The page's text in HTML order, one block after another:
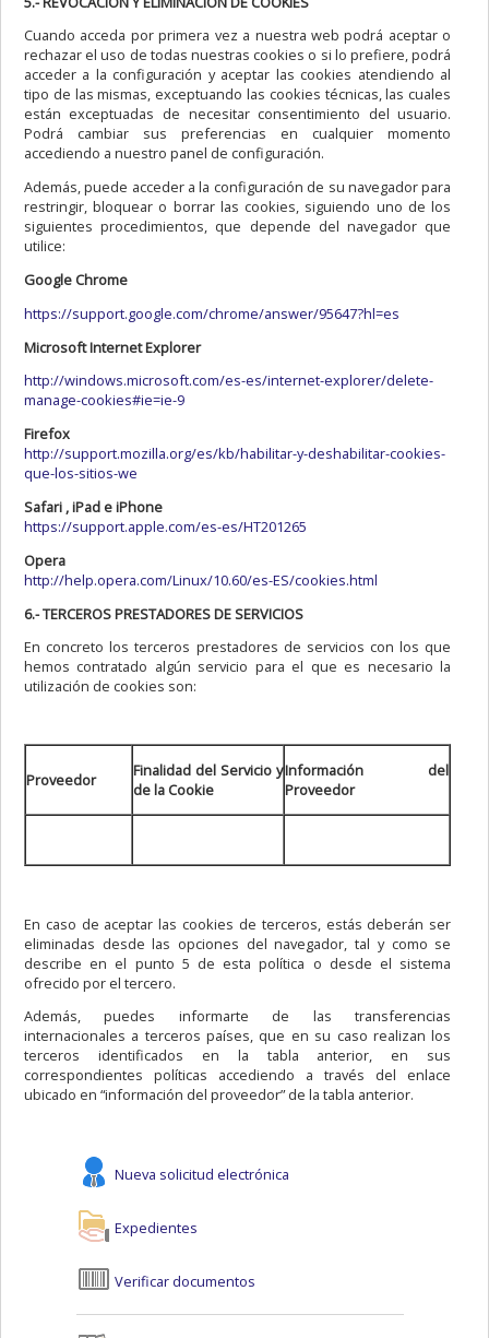
Cuando acceda por primera vez a nuestra web podrá aceptar o
rechazar el uso de todas nuestras cookies o si lo prefiere, podrá
acceder a la configuración y aceptar las cookies atendiendo al
tipo de las mismas, exceptuando las cookies técnicas, las cuales
están exceptuadas de necesitar consentimiento del usuario.
Podrá cambiar sus preferencias en cualquier momento
accediendo a nuestro panel de configuración.
Además, puede acceder a la configuración de su navegador para
restringir, bloquear o borrar las cookies, siguiendo uno de los
siguientes procedimientos, que depende del navegador que
utilice:
Google Chrome
https://support.google.com/chrome/answer/95647?hl=es
Microsoft Internet Explorer
http://windows.microsoft.com/es-es/internet-explorer/delete-
manage-cookies#ie=ie-9
Firefox
http://support.mozilla.org/es/kb/habilitar-y-deshabilitar-cookies-
que-los-sitios-we
Safari , iPad e iPhone
https://support.apple.com/es-es/HT201265
Opera
http://help.opera.com/Linux/10.60/es-ES/cookies.html
6.- TERCEROS PRESTADORES DE SERVICIOS
En concreto los terceros prestadores de servicios con los que
hemos contratado algún servicio para el que es necesario la
utilización de cookies son:
Proveedor
Finalidad del Servicio y
de la Cookie
Información del
Proveedor
En caso de aceptar las cookies de terceros, estás deberán ser
eliminadas desde las opciones del navegador, tal y como se
describe en el punto 5 de esta política o desde el sistema
ofrecido por el tercero.
Además, puedes informarte de las transferencias
internacionales a terceros países, que en su caso realizan los
terceros identificados en la tabla anterior, en sus
correspondientes políticas accediendo a través del enlace
ubicado en “información del proveedor” de la tabla anterior.
Nueva solicitud electrónica
Expedientes
Verificar documentos